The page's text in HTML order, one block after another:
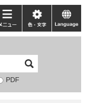
PDF
色・
文
language